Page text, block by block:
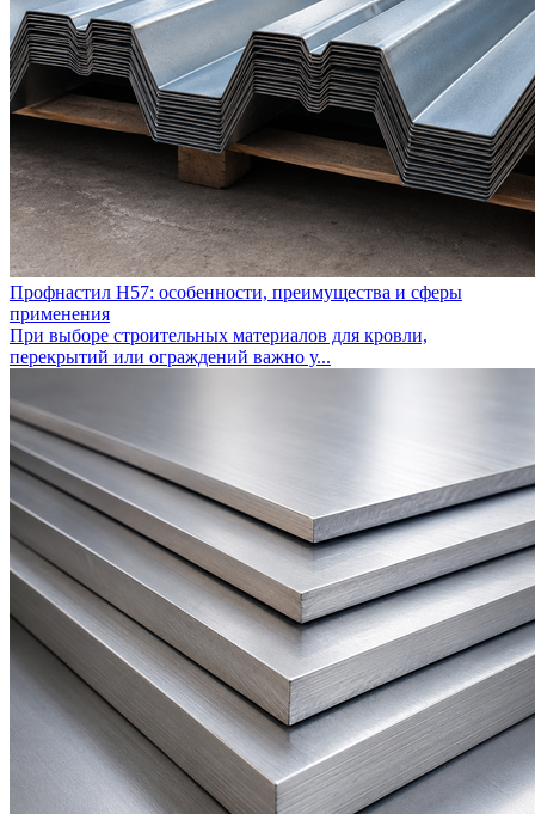
Профнастил Н57: особенности, преимущества и сферы
применения
При выборе строительных материалов для кровли,
перекрытий или ограждений важно у...